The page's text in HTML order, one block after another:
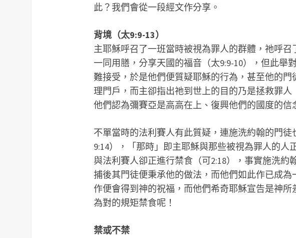
此？我們會從一段經文作分享。
背境（太9:9-13）
主耶穌呼召了一班當時被視為罪人的群體，祂呼
一同用膳，分享天國的福音（太9:9-10），但此舉
難接受，於是他們便質疑耶穌的行為，甚至他的
理門戶，而主卻指出祂到世上的目的乃是拯救罪人
他們認為彌賽亞是高高在上、復興他們的國度的信
不單當時的法利賽人有此質疑，連施洗約翰的門
9:14），「那時」即主耶穌與那些被視為罪人的人
與法利賽人卻正進行禁食（可2:18），事實施洗約
捕後其門徒便秉承他的做法，而他們如此作已成
作便會得到神的祝福，而他們希奇耶穌宣告是神
為對的規矩禁食呢！
禁或不禁